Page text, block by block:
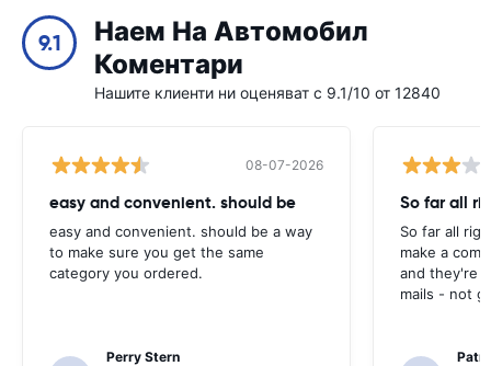
9.1
Наем На Автомобил
Коментари
Нашите клиенти ни оценяват с 9.1/10 от 12840
08-07-2026
easy and convenient. should be
easy and convenient. should be a way
to make sure you get the same
category you ordered.
Perry Stern
So far all
So far all
make a
and they're
mails - not